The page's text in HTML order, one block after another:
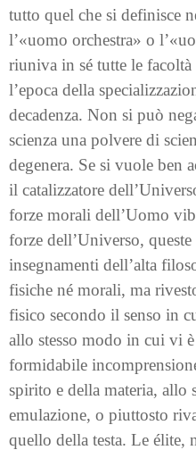
tutto quel che si definisce
l’«uomo orchestra» o
riuniva in sé tutte le
l’epoca della
decadenza. Non si può
scienza una polvere di
degenera. Se si vuole ben
il catalizzatore
forze morali dell’Uomo
forze dell’Universo,
insegnamenti dell’alta
fisiche né morali, ma
fisico secondo il senso in
allo stesso modo in cui vi
formidabile
spirito e della materia, allo
emulazione, o piuttosto
quello della testa. Le élite,